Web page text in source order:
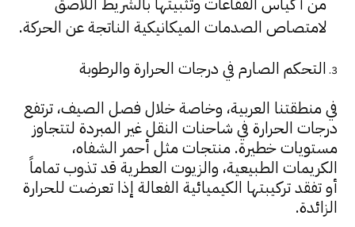
لامتصاص الصدمات الميكانيكية الناتجة عن الحركة.
التحكم الصارم في درجات الحرارة والرطوبة
في منطقتنا العربية، وخاصة خلال فصل الصيف، ترتفع
درجات الحرارة في شاحنات النقل غير المبردة لتتجاوز
مستويات خطيرة. منتجات مثل أحمر الشفاه،
الكريمات الطبيعية، والزيوت العطرية قد تذوب تماماً
أو تفقد تركيبتها الكيميائية الفعالة إذا تعرضت للحرارة
الزائدة.